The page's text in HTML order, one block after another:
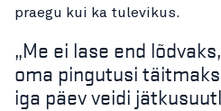
praegu kui ka tulevikus.
„Me ei lase end
oma pingutusi
iga päev veidi